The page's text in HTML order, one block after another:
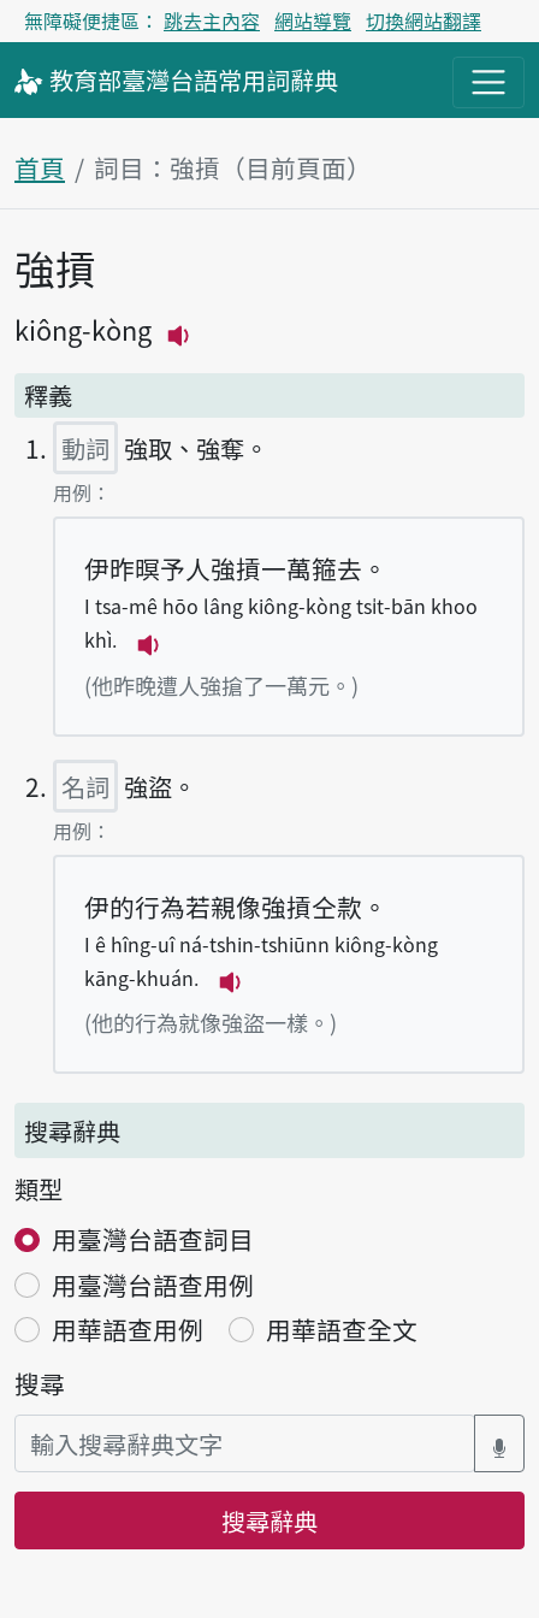
無障礙便捷區： 跳去主內容 網站導覽 切換網站翻譯
教育部臺灣台語常用詞辭典
首頁 詞目：強摃（目前頁面）
主內容區塊
強摃
kiông-kòng
釋義
動詞 強取、強奪。
第1項釋義的
用例：
伊昨暝予人強摃一萬箍去。
I tsa-mê hōo lâng kiông-kòng tsi̍t-bān khoo
khì.
播放例句I tsa-mê hōo lâng kiông-
(他昨晚遭人強搶了一萬元。)
名詞 強盜。
第2項釋義的
用例：
伊的行為若親像強摃仝款。
I ê hîng-uî ná-tshin-tshiūnn kiông-kòng
kāng-khuán.
播放例句I ê hîng-uî ná-
(他的行為就像強盜一樣。)
搜尋辭典
類型
用臺灣台語查詞目
用臺灣台語查用例
用華語查用例
用華語查全文
搜尋
搜尋辭典